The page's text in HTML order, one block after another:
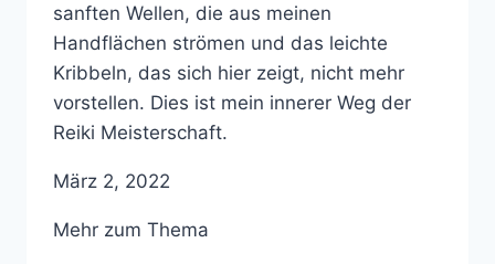
sanften Wellen, die aus meinen
Handflächen strömen und das leichte
Kribbeln, das sich hier zeigt, nicht mehr
vorstellen. Dies ist mein innerer Weg der
Reiki Meisterschaft.
März 2, 2022
Mehr zum Thema